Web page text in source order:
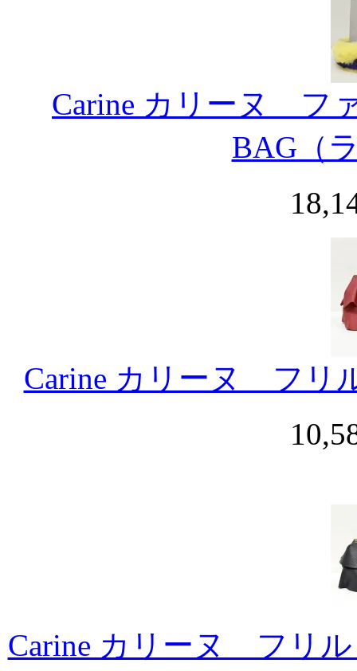
Carine カリーヌ フ
BAG（
Carine カリーヌ フリ
Carine カリーヌ フリ